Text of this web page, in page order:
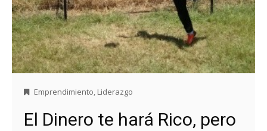
Emprendimiento, Liderazgo
El Dinero te hará Rico, pero